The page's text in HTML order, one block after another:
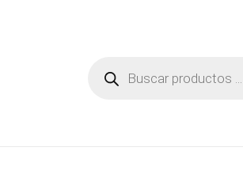
productos